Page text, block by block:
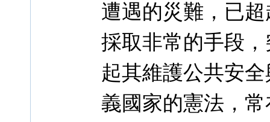
遭遇的災難，已
採取非常的手段
起其維護公共安
義國家的憲法，